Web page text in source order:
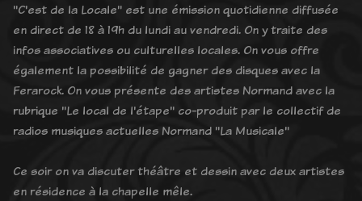
"C'est de la Locale" est une émission quotidienne diffusée
en direct de 18 à 19h du lundi au vendredi. On y traite des
infos associatives ou culturelles locales. On vous offre
également la possibilité de gagner des disques avec la
Ferarock. On vous présente des artistes Normand avec la
rubrique "Le local de l'étape" co-produit par le collectif de
radios musiques actuelles Normand "La Musicale"
Ce soir on va discuter théâtre et dessin avec deux artistes
en résidence à la chapelle mêle.